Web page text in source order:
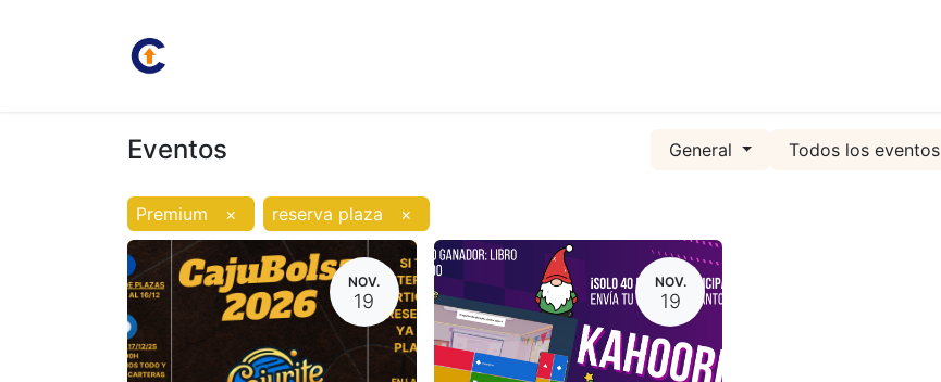
Eventos General Todos los eventos
Premium × reserva plaza ×
NOV.
19
NOV.
19